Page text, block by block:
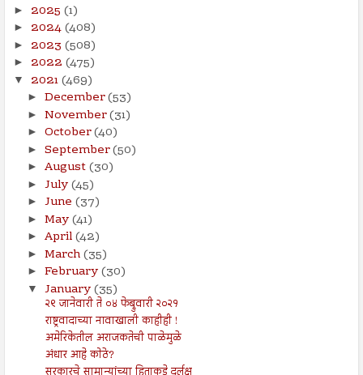
► 2025 (1)
► 2024(408)
► 2023 (508)
► 2022 (475)
▼ 2021(469)
► December(53)
► November(31)
► October(40)
► September(50)
► August(30)
► July(45)
► June (37)
► May(41)
► April(42)
► March(35)
► February(30)
▼ January(35)
२९ जानेवारी ते ०४ फेब्रुवारी २०२१
राष्ट्रवादाच्या नावाखाली काहीही !
अमेरिकेतील अराजकतेची पाळेमुळे
अंधार आहे कोठे?